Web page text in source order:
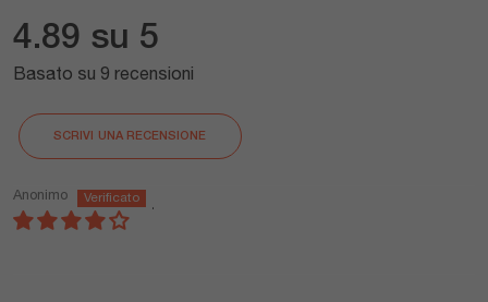
4.89 su 5
Basato su 9 recensioni
SCRIVI UNA RECENSIONE
Anonimo
.